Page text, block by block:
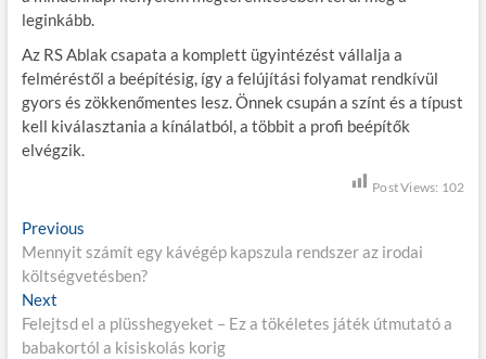
leginkább.
Az RS Ablak csapata a komplett ügyintézést vállalja a
felméréstől a beépítésig, így a felújítási folyamat rendkívül
gyors és zökkenőmentes lesz. Önnek csupán a színt és a típust
kell kiválasztania a kínálatból, a többit a profi beépítők
elvégzik.
Post Views: 102
B
e
j
e
Previous
r
e
i
o
Mennyit számít egy kávégép kapszula rendszer az irodai
költségvetésben?
Next
e
x
Felejtsd el a plüsshegyeket – Ez a tökéletes játék útmutató a
babakortól a kisiskolás korig